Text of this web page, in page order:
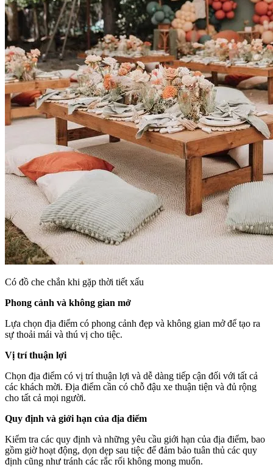
Có đồ che chắn khi gặp thời tiết xấu
Phong cảnh và không gian mở
Lựa chọn địa điểm có phong cảnh đẹp và không gian mở để tạo ra
sự thoải mái và thú vị cho tiệc.
Vị trí thuận lợi
Chọn địa điểm có vị trí thuận lợi và dễ dàng tiếp cận đối với tất cả
các khách mời. Địa điểm cần có chỗ đậu xe thuận tiện và đủ rộng
cho tất cả mọi người.
Quy định và giới hạn của địa điểm
Kiểm tra các quy định và những yêu cầu giới hạn của địa điểm, bao
gồm giờ hoạt động, dọn dẹp sau tiệc để đảm bảo tuân thủ các quy
định cũng như tránh các rắc rối không mong muốn.